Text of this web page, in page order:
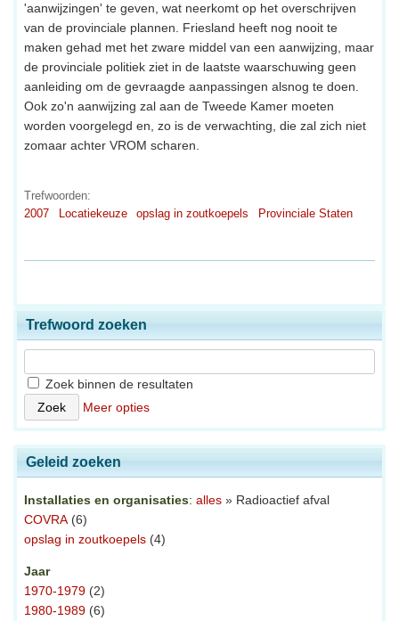
'aanwijzingen' te geven, wat neerkomt op het overschrijven
van de provinciale plannen. Friesland heeft nog nooit te
maken gehad met het zware middel van een aanwijzing, maar
de provinciale politiek ziet in de laatste waarschuwing geen
aanleiding om de gevraagde aanpassingen alsnog te doen.
Ook zo'n aanwijzing zal aan de Tweede Kamer moeten
worden voorgelegd en, zo is de verwachting, die zal zich niet
zomaar achter VROM scharen.
Trefwoorden:
2007
Locatiekeuze opslag in zoutkoepels Provinciale Staten
Trefwoord zoeken
Zoek binnen de resultaten
Meer opties
Geleid zoeken
Installaties en organisaties: alles » Radioactief afval
COVRA(6)
opslag in zoutkoepels (4)
Jaar
1970-1979 (2)
1980-1989 (6)